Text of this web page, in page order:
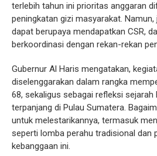
terlebih tahun ini prioritas anggaran
peningkatan gizi masyarakat.
dapat berupaya mendapatkan CSR,
berkoordinasi dengan rekan-rekan
Gubernur Al Haris mengatakan,
diselenggarakan dalam rangka
68, sekaligus sebagai refleksi sejarah
terpanjang di Pulau Sumatera.
untuk melestarikannya, termasuk
seperti lomba perahu tradisional dan
kebanggaan ini.